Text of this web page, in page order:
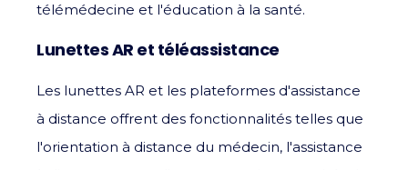
télémédecine et l'éducation à la santé.
Lunettes AR et téléassistance
Les lunettes AR et les plateformes d'assistance
à distance offrent des fonctionnalités telles que
l'orientation à distance du médecin, l'assistance